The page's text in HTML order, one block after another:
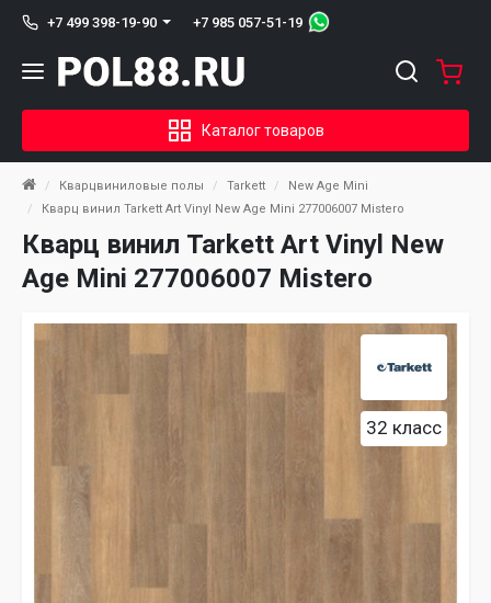
+7 499 398-19-90 +7 985 057-51-19
Каталог товаров
Кварцвиниловые полы Tarkett
New Age Mini
Кварц винил Tarkett Art Vinyl New Age Mini 277006007 Mistero
Кварц винил Tarkett Art Vinyl New
Age Mini 277006007 Mistero
32 класс